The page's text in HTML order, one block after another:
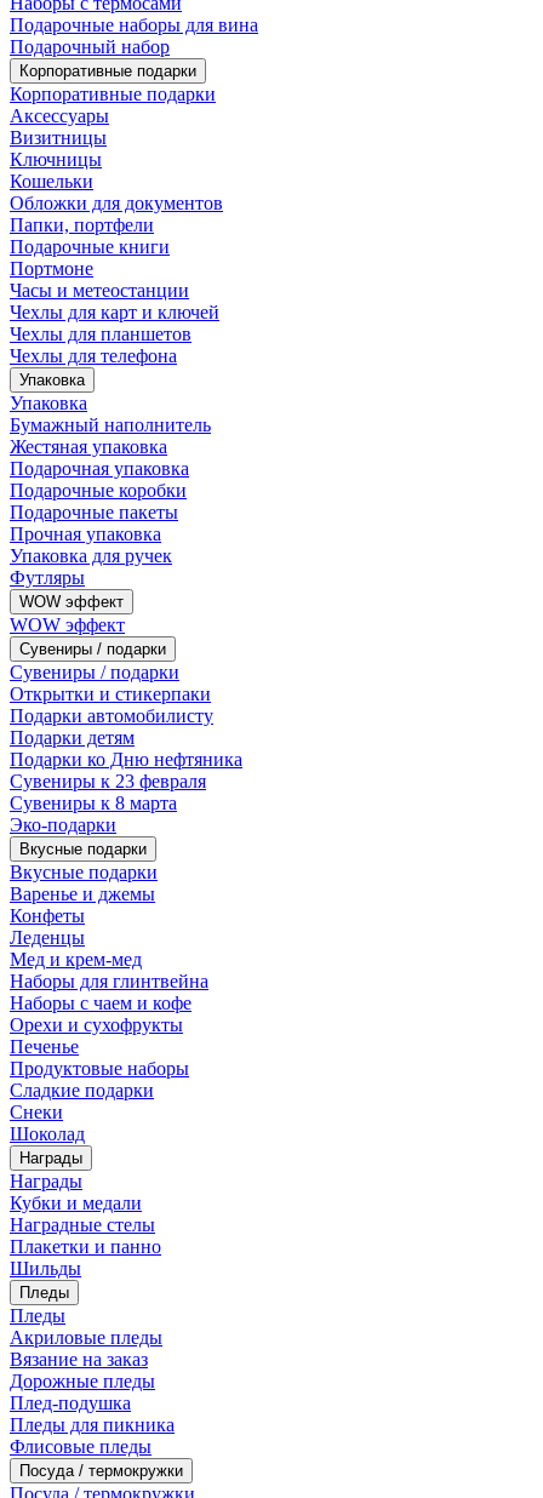
Подарочные наборы для вина
Подарочный набор
Корпоративные подарки
Корпоративные подарки
Аксессуары
Визитницы
Ключницы
Кошельки
Обложки для документов
Папки, портфели
Подарочные книги
Портмоне
Часы и метеостанции
Чехлы для карт и ключей
Чехлы для планшетов
Чехлы для телефона
Упаковка
Упаковка
Бумажный наполнитель
Жестяная упаковка
Подарочная упаковка
Подарочные коробки
Подарочные пакеты
Прочная упаковка
Упаковка для ручек
Футляры
WOW эффект
WOW эффект
Сувениры / подарки
Сувениры / подарки
Открытки и стикерпаки
Подарки автомобилисту
Подарки детям
Подарки ко Дню нефтяника
Сувениры к 23 февраля
Сувениры к 8 марта
Эко-подарки
Вкусные подарки
Вкусные подарки
Варенье и джемы
Конфеты
Леденцы
Мед и крем-мед
Наборы для глинтвейна
Наборы с чаем и кофе
Орехи и сухофрукты
Печенье
Продуктовые наборы
Сладкие подарки
Снеки
Шоколад
Награды
Награды
Кубки и медали
Наградные стелы
Плакетки и панно
Шильды
Пледы
Пледы
Акриловые пледы
Вязание на заказ
Дорожные пледы
Плед-подушка
Пледы для пикника
Флисовые пледы
Посуда / термокружки
Посуда / термокружки